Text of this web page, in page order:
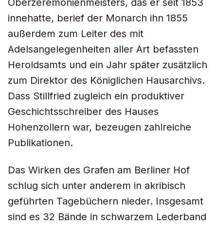
Oberzeremonienmeisters, das er seit 1853
innehatte, berief der Monarch ihn 1855
außerdem zum Leiter des mit
Adelsangelegenheiten aller Art befassten
Heroldsamts und ein Jahr später zusätzlich
zum Direktor des Königlichen Hausarchivs.
Dass Stillfried zugleich ein produktiver
Geschichtsschreiber des Hauses
Hohenzollern war, bezeugen zahlreiche
Publikationen.
Das Wirken des Grafen am Berliner Hof
schlug sich unter anderem in akribisch
geführten Tagebüchern nieder. Insgesamt
sind es 32 Bände in schwarzem Lederband